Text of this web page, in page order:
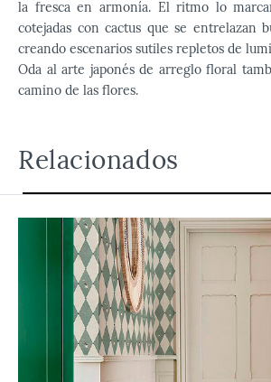
la fresca en armonía. El ritmo lo
cotejadas con cactus que se entrelazan
creando escenarios sutiles repletos de
Oda al arte japonés de arreglo floral
camino de las flores.
Relacionados